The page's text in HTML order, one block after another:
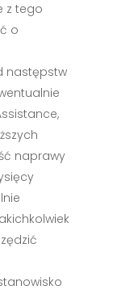
z tego
o
następstw
naprawy